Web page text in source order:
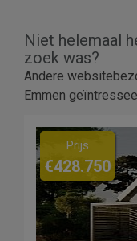
Niet helemaal
zoek was?
Andere
Emmen
Prijs
€428.750